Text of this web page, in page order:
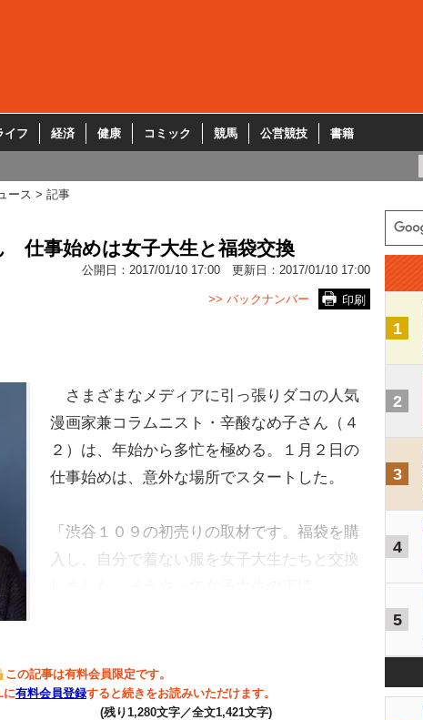
イフ 経済 健康 コミック 競馬 公営競技 書籍
ース 記事
仕事始めは女子大生と福袋交換
公開日： 2017/01/10 17:00 更新日： 2017/01/10 17:00
印刷
>> バックナンバー
さまざまなメディアに引っ張りダコの人気
漫画家兼コラムニスト・辛酸なめ子さん（４
２）は、年始から多忙を極める。１月２日の
仕事始めは、意外な場所でスタートした。
「渋谷１０９の初売りの取材です。福袋を購
入し、自分で着ない服を女子大生たちと交換
この記事は有料会員限定です。
に有料会員登録すると続きをお読みいただけます。
(残り1,280文字／全文1,421文字)
1
2
3
4
5